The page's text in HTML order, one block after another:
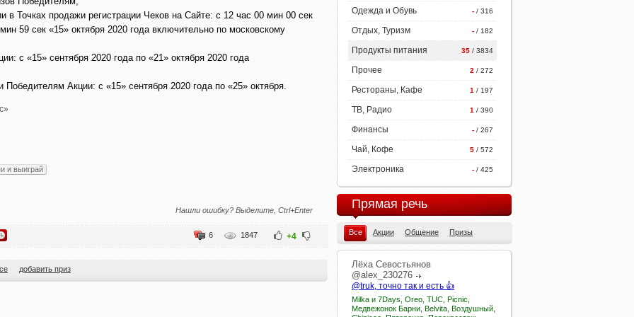
в Точках продажи регистрации Чеков на Сайте: с 12 час 00 мин 00 сек
59 сек «15» октября 2020 года включительно по московскому
с «15» сентября 2020 года по «21» октября 2020 года
Акции: с «15» сентября 2020 года по «25» октября.
и выиграй
Нашли ошибку? Выделите, Ctrl+Enter
+4
1847
6
добавить приз
- / 316
Одежда и Обувь
- / 182
Отдых, Туризм
35 / 3834
Продукты питания
2 / 272
Прочее
1 / 197
Рестораны, Кафе
1 / 390
ТВ, Радио
- / 267
Финансы
5 / 572
Чай, Кофе
- / 425
Электроника
Прямая речь
Все Акции Общение Призы
Лёха Севостьянов
@alex_230276
@truk, точно так и есть 👍
Milka и 7Days, Oreo, TUC, Picnic,
Медвежонок Барни, Belvita, Воздушный,